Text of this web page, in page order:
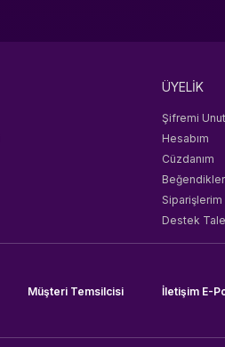
ÜYELİK
Şifremi
Hesabım
Cüzdanım
Siparişlerim
Destek
Müşteri Temsilcisi İletişim E-